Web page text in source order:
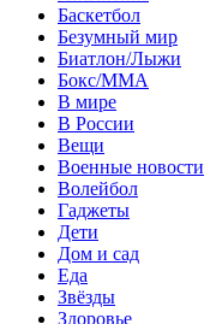
Баскетбол
Безумный мир
Биатлон/Лыжи
Бокс/MMA
В мире
В России
Вещи
Военные новости
Волейбол
Гаджеты
Дети
Дом и сад
Еда
Звёзды
Здоровье